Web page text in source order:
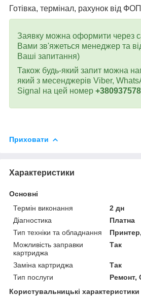
Готівка, термінал, рахунок від
Заявку можна оформити через
Вами зв'яжеться менеджер та
Ваші запитання)
Також будь-який запит можна
який з месенджерів Viber,
Signal на цей номер
Приховати
Характеристики
Основні
Термін виконання
2 дн
Діагностика
Платна
Тип техніки та обладнання
Можливість заправки
картриджа
Так
Заміна картриджа
Так
Тип послуги
Ремонт,
Користувальницькі характеристики